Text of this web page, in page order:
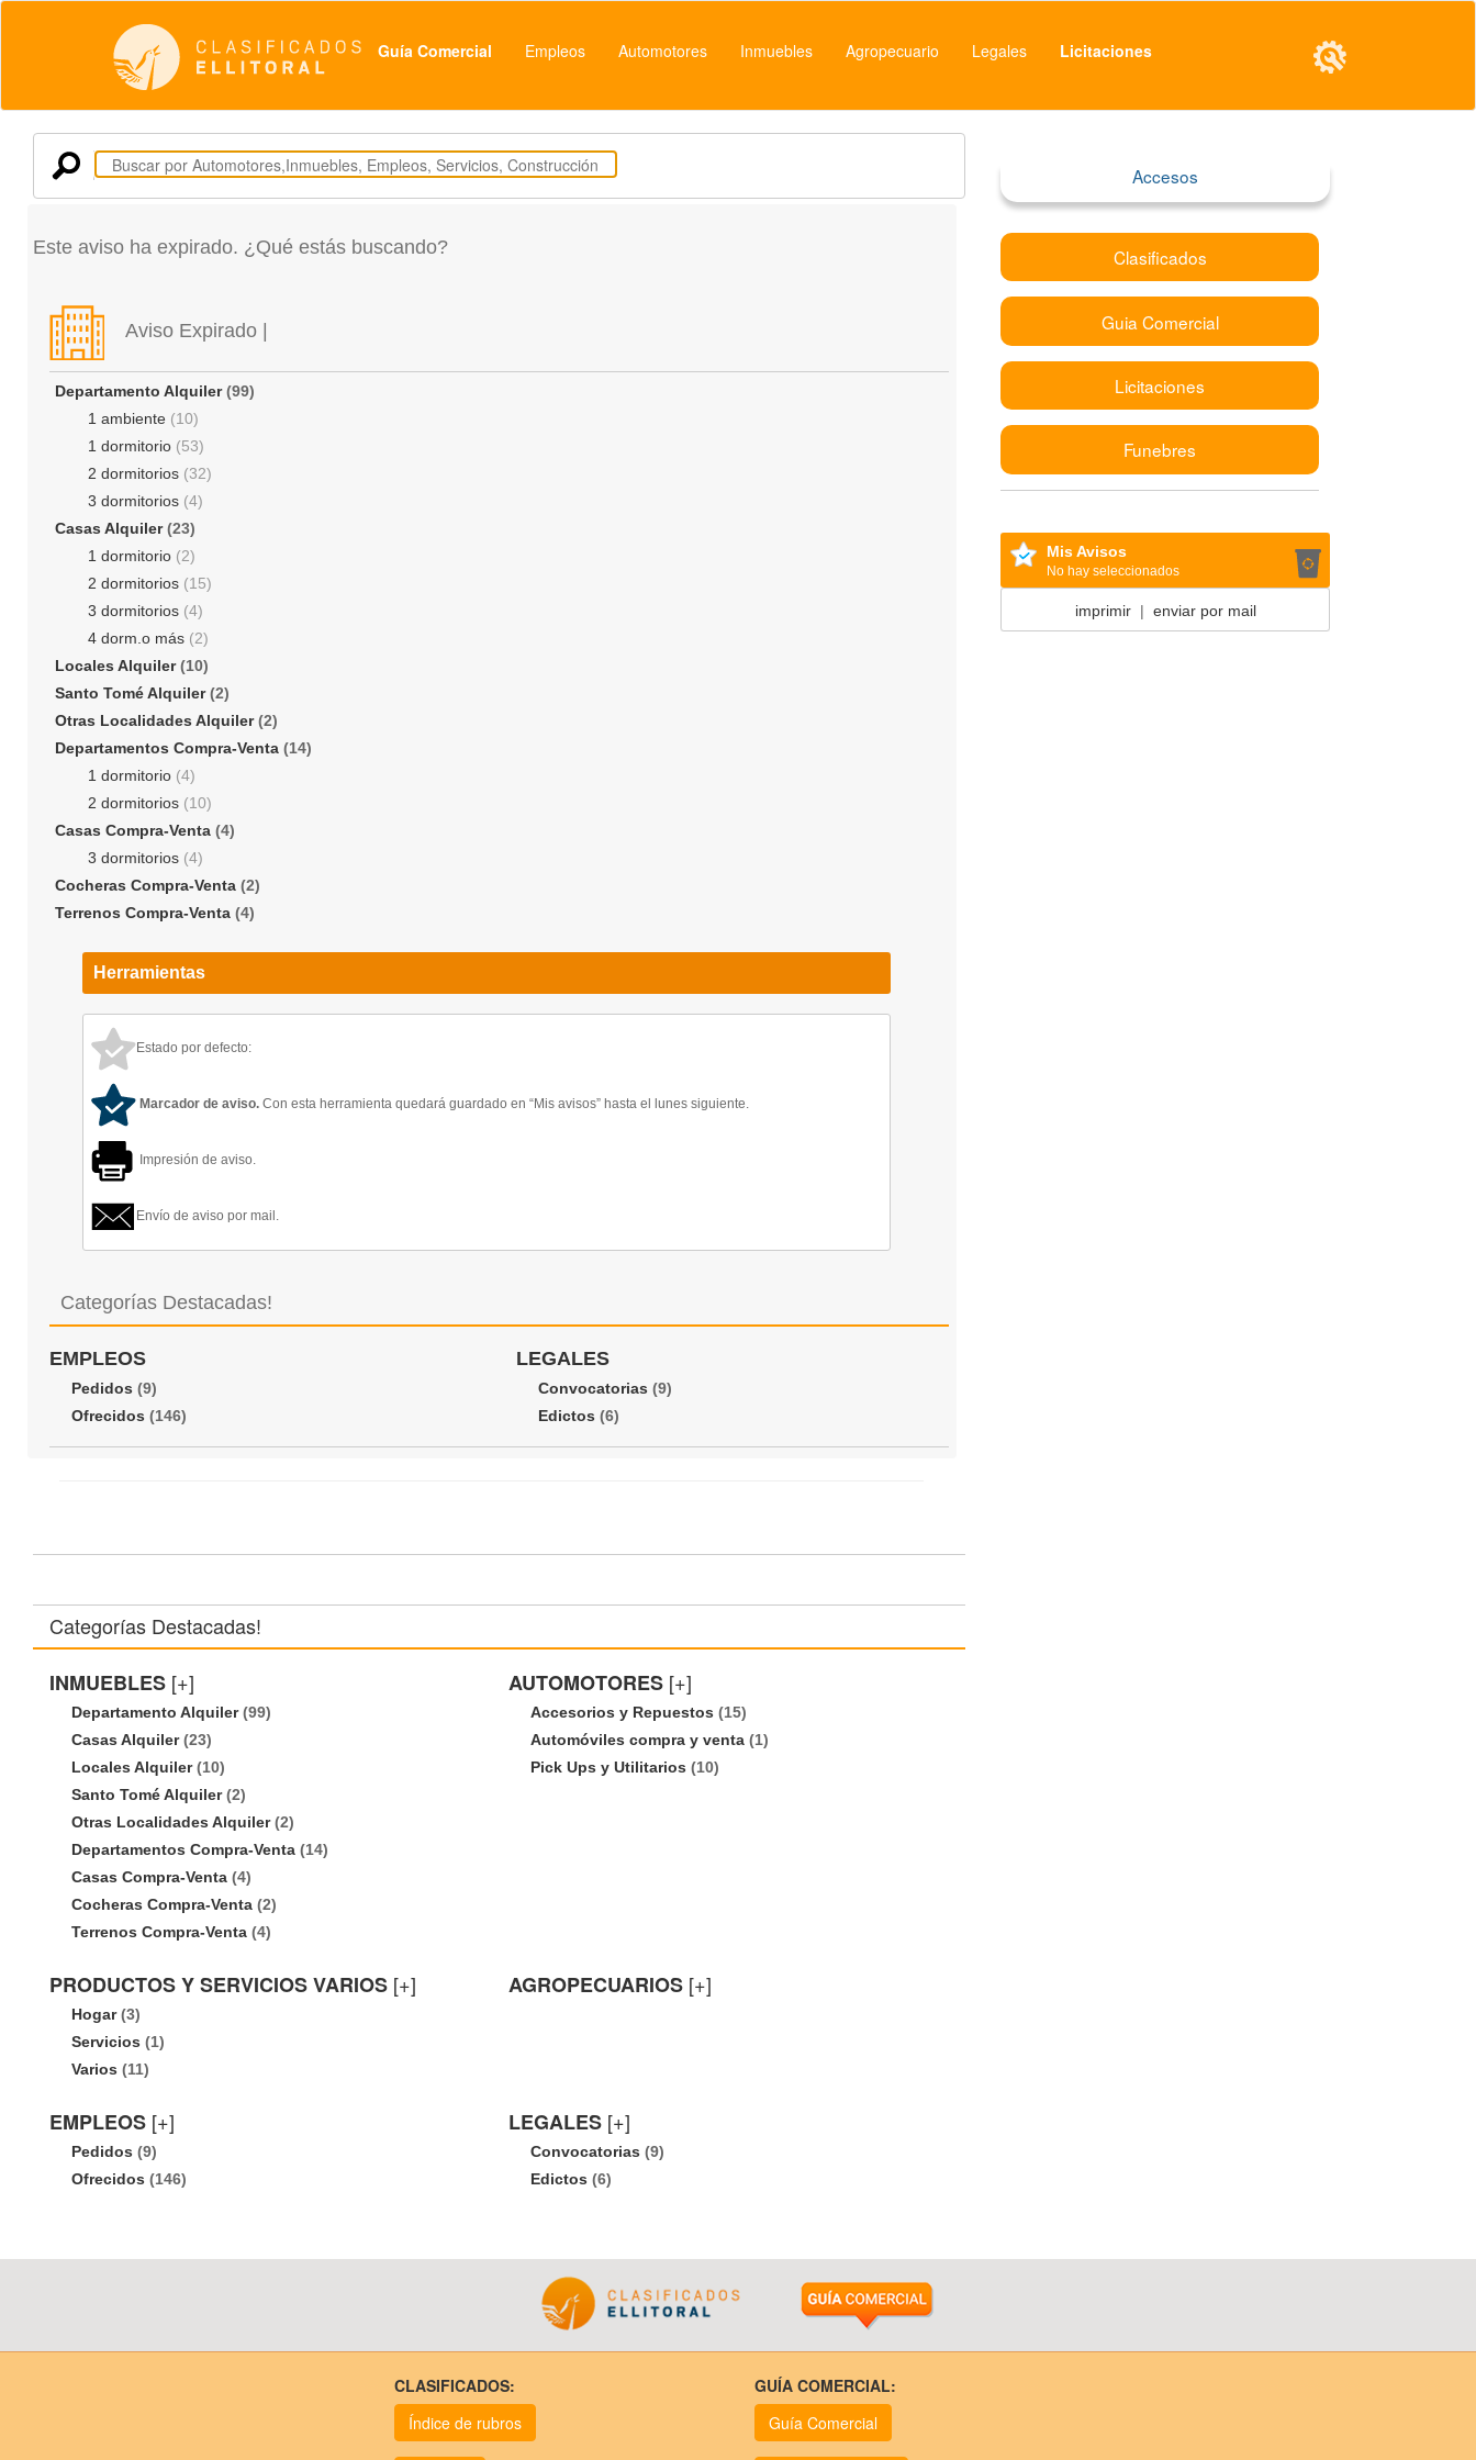
Guía Comercial Empleos Automotores Inmuebles Agropecuario Legales Licitaciones
Este aviso ha expirado. ¿Qué estás buscando?
Aviso Expirado |
Departamento Alquiler(99)
1 ambiente (10)
1 dormitorio (53)
2 dormitorios (32)
3 dormitorios (4)
Casas Alquiler(23)
1 dormitorio (2)
2 dormitorios (15)
3 dormitorios (4)
4 dorm.o más (2)
Locales Alquiler(10)
Santo Tomé Alquiler(2)
Otras Localidades Alquiler(2)
Departamentos Compra-Venta (14)
1 dormitorio (4)
2 dormitorios (10)
Casas Compra-Venta (4)
3 dormitorios (4)
Cocheras Compra-Venta (2)
Terrenos Compra-Venta (4)
Herramientas
Estado por defecto:
Marcador de aviso. Con esta herramienta quedará guardado en “Mis avisos” hasta el lunes siguiente.
Impresión de aviso.
Envío de aviso por mail.
Categorías Destacadas!
EMPLEOS
Pedidos (9)
Ofrecidos (146)
LEGALES
Convocatorias (9)
Edictos (6)
Categorías Destacadas!
INMUEBLES [+]
Departamento Alquiler(99)
Casas Alquiler(23)
Locales Alquiler(10)
Santo Tomé Alquiler(2)
Otras Localidades Alquiler(2)
Departamentos Compra-Venta (14)
Casas Compra-Venta (4)
Cocheras Compra-Venta (2)
Terrenos Compra-Venta (4)
AUTOMOTORES [+]
Accesorios y Repuestos (15)
Automóviles compra y venta (1)
Pick Ups y Utilitarios (10)
PRODUCTOS Y SERVICIOS VARIOS [+]
Hogar(3)
Servicios (1)
Varios (11)
AGROPECUARIOS [+]
EMPLEOS [+]
Pedidos (9)
Ofrecidos (146)
LEGALES [+]
Convocatorias (9)
Edictos (6)
Accesos
Clasificados
Guia Comercial
Licitaciones
Funebres
Mis Avisos
No hay seleccionados
imprimir| enviar por mail
CLASIFICADOS:
Índice de rubros
GUÍA COMERCIAL:
Guía Comercial